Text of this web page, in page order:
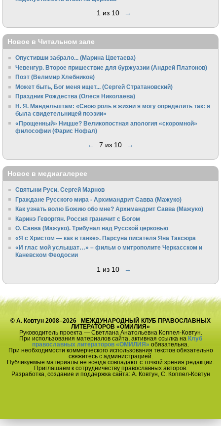
1 из 10 →
Новое в Читальном зале
Опустивши забрало... (Марина Цветаева)
Чевенгур. Второе пришествие для буржуазии (Андрей Платонов)
Поэт (Велимир Хлебников)
Может быть, Бог меня ищет... (Сергей Стратановский)
Праздник Рождества (Олеся Николаева)
Н. Я. Мандельштам: «Свою pоль в жизни я могу опpеделить так: я
была свидетельницей поэзии»
«Прощенный» Ницше? Великопостная апология «скоромной»
философии (Фарис Нофал)
← 7 из 10 →
Новое в медиагалерее
Святыни Руси. Сергей Марнов
Граждане Русского мира - Архимандрит Савва (Мажуко)
Как узнать волю Божию обо мне? Архимандрит Савва (Мажуко)
Каринэ Геворгян. Россия граничит с Богом
О. Савва (Мажуко). Трибунал над Русской церковью
«Я с Христом — как в танке». Парсуна писателя Яна Таксюра
«И глас мой услышат…» – фильм о митрополите Черкасском и
Каневском Феодосии
1 из 10 →
© А. Ковтун 2008–2026 МЕЖДУНАРОДНЫЙ КЛУБ ПРАВОСЛАВНЫХ
ЛИТЕРАТОРОВ «ОМИЛИЯ»
Руководитель проекта — Светлана Анатольевна Коппел-Ковтун.
При использования материалов сайта, активная ссылка на Клуб
православных литераторов «ОМИЛИЯ» обязательна.
При необходимости коммерческого использования текстов обязательно
свяжитесь с администрацией.
Публикуемые материалы не всегда совпадают с точкой зрения редакции.
Приглашаем к сотрудничеству православных авторов.
Разработка, создание и поддержка сайта: А. Ковтун, С. Коппел-Ковтун